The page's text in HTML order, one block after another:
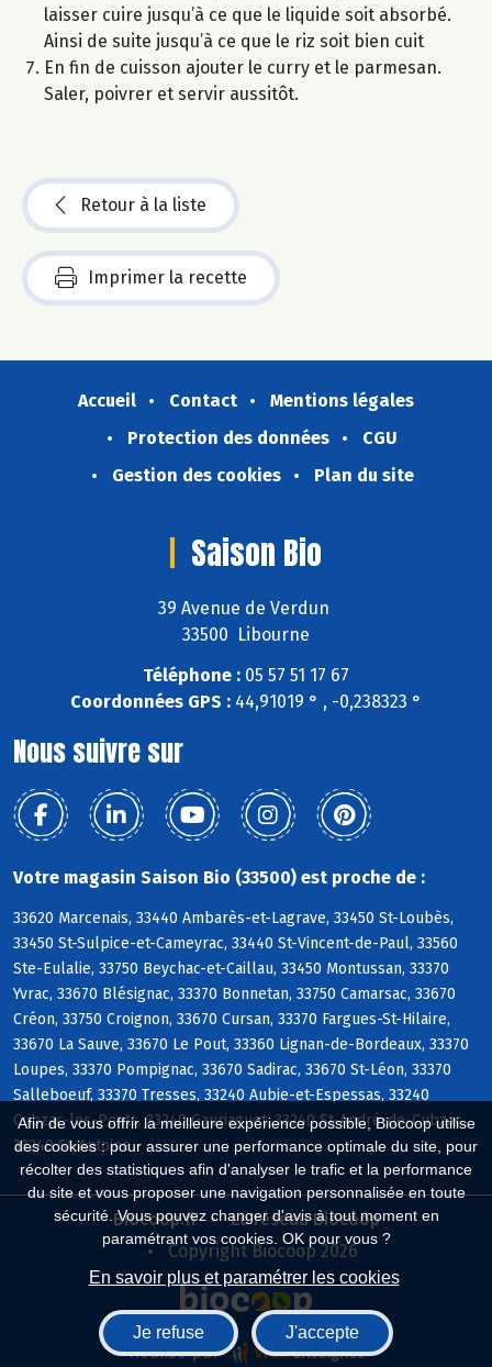
Afin de vous offrir la meilleure expérience possible, Biocoop utilise
des cookies : pour assurer une performance optimale du site, pour
récolter des statistiques afin d'analyser le trafic et la performance
du site et vous proposer une navigation personnalisée en toute
sécurité. Vous pouvez changer d'avis à tout moment en
paramétrant vos cookies. OK pour vous ?
En savoir plus et paramétrer les cookies
Je refuse J'accepte
laisser cuire jusqu’à ce que le liquide soit absorbé.
Ainsi de suite jusqu’à ce que le riz soit bien cuit
En fin de cuisson ajouter le curry et le parmesan.
Saler, poivrer et servir aussitôt.
Retour à la liste
Imprimer la recette
Accueil Contact
Mentions légales
Protection des données
CGU
Gestion des cookies
Plan du site
Saison Bio
39 Avenue de Verdun
33500 Libourne
Téléphone : 05 57 51 17 67
Coordonnées GPS : 44,91019 ° , -0,238323 °
Nous suivre sur
Votre magasin Saison Bio (33500) est proche de :
33620 Marcenais, 33440 Ambarès-et-Lagrave, 33450 St-Loubès,
33450 St-Sulpice-et-Cameyrac, 33440 St-Vincent-de-Paul, 33560
Ste-Eulalie, 33750 Beychac-et-Caillau, 33450 Montussan, 33370
Yvrac, 33670 Blésignac, 33370 Bonnetan, 33750 Camarsac, 33670
Créon, 33750 Croignon, 33670 Cursan, 33370 Fargues-St-Hilaire,
33670 La Sauve, 33670 Le Pout, 33360 Lignan-de-Bordeaux, 33370
Loupes, 33370 Pompignac, 33670 Sadirac, 33670 St-Léon, 33370
Salleboeuf, 33370 Tresses, 33240 Aubie-et-Espessas, 33240
Cubzac-les-Ponts, 33240 Gauriaguet, 33240 St-André-de-Cubzac,
33240 St-Antoine
Biocoop.fr
Le réseau Biocoop
Copyright Biocoop 2026
Réalisé par